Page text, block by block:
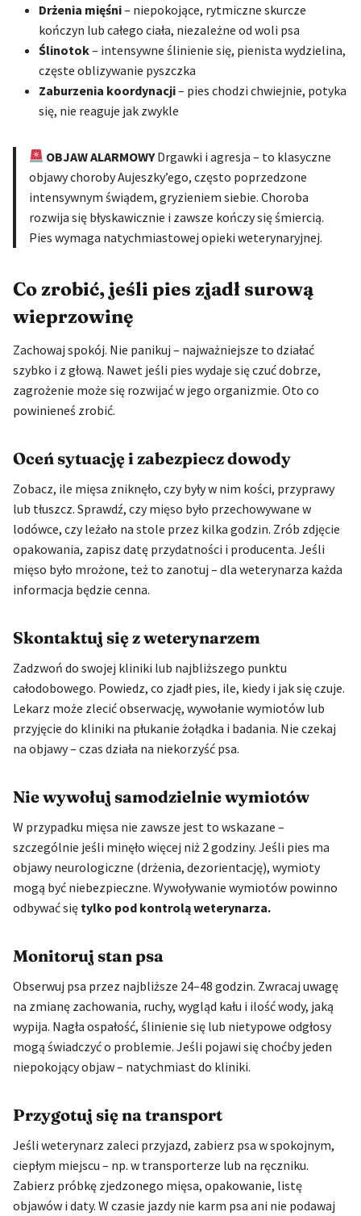
Drżenia mięśni– niepokojące, rytmiczne skurcze
kończyn lub całego ciała, niezależne od woli psa
Ślinotok– intensywne ślinienie się, pienista wydzielina,
częste oblizywanie pyszczka
Zaburzenia koordynacji– pies chodzi chwiejnie, potyka
się, nie reaguje jak zwykle
OBJAW ALARMOWYDrgawki i agresja – to klasyczne
objawy choroby Aujeszky’ego, często poprzedzone
intensywnym świądem, gryzieniem siebie. Choroba
rozwija się błyskawicznie i zawsze kończy się śmiercią.
Pies wymaga natychmiastowej opieki weterynaryjnej.
Co zrobić, jeśli pies zjadł surową
wieprzowinę
Zachowaj spokój. Nie panikuj – najważniejsze to działać
szybko i z głową. Nawet jeśli pies wydaje się czuć dobrze,
zagrożenie może się rozwijać w jego organizmie. Oto co
powinieneś zrobić.
Oceń sytuację i zabezpiecz dowody
Zobacz, ile mięsa zniknęło, czy były w nim kości, przyprawy
lub tłuszcz. Sprawdź, czy mięso było przechowywane w
lodówce, czy leżało na stole przez kilka godzin. Zrób zdjęcie
opakowania, zapisz datę przydatności i producenta. Jeśli
mięso było mrożone, też to zanotuj – dla weterynarza każda
informacja będzie cenna.
Skontaktuj się z weterynarzem
Zadzwoń do swojej kliniki lub najbliższego punktu
całodobowego. Powiedz, co zjadł pies, ile, kiedy i jak się czuje.
Lekarz może zlecić obserwację, wywołanie wymiotów lub
przyjęcie do kliniki na płukanie żołądka i badania. Nie czekaj
na objawy – czas działa na niekorzyść psa.
Nie wywołuj samodzielnie wymiotów
W przypadku mięsa nie zawsze jest to wskazane –
szczególnie jeśli minęło więcej niż 2 godziny. Jeśli pies ma
objawy neurologiczne (drżenia, dezorientację), wymioty
mogą być niebezpieczne. Wywoływanie wymiotów powinno
odbywać się tylko pod kontrolą weterynarza.
Monitoruj stan psa
Obserwuj psa przez najbliższe 24–48 godzin. Zwracaj uwagę
na zmianę zachowania, ruchy, wygląd kału i ilość wody, jaką
wypija. Nagła ospałość, ślinienie się lub nietypowe odgłosy
mogą świadczyć o problemie. Jeśli pojawi się choćby jeden
niepokojący objaw – natychmiast do kliniki.
Przygotuj się na transport
Jeśli weterynarz zaleci przyjazd, zabierz psa w spokojnym,
ciepłym miejscu – np. w transporterze lub na ręczniku.
Zabierz próbkę zjedzonego mięsa, opakowanie, listę
objawów i daty. W czasie jazdy nie karm psa ani nie podawaj